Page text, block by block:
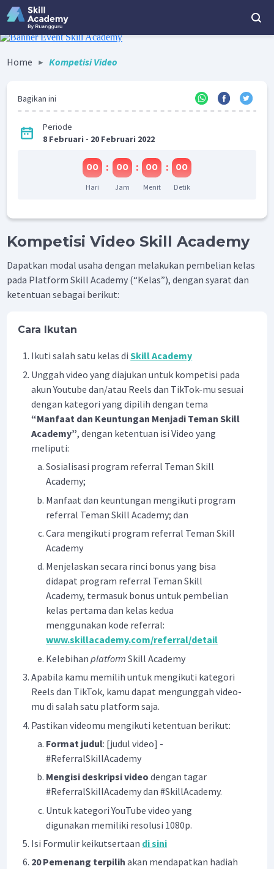
Home Kompetisi Video
Kompetisi Video Skill Academy
Dapatkan modal usaha dengan melakukan pembelian kelas
pada Platform Skill Academy (“Kelas”), dengan syarat dan
ketentuan sebagai berikut:
Cara Ikutan
Ikuti salah satu kelas diSkill Academy
Unggah video yang diajukan untuk kompetisi pada
akun Youtube dan/atau Reels dan TikTok-mu sesuai
dengan kategori yang dipilih dengan tema
“Manfaat dan Keuntungan Menjadi Teman Skill
Academy”, dengan ketentuan isi Video yang
meliputi:
Sosialisasi program referral Teman Skill
Academy;
Manfaat dan keuntungan mengikuti program
referral Teman Skill Academy; dan
Cara mengikuti program referral Teman Skill
Academy
Menjelaskan secara rinci bonus yang bisa
didapat program referral Teman Skill
Academy, termasuk bonus untuk pembelian
kelas pertama dan kelas kedua
menggunakan kode referral:
www.skillacademy.com/referral/detail
Kelebihanplatform Skill Academy
Apabila kamu memilih untuk mengikuti kategori
Reels dan TikTok, kamu dapat mengunggah video-
mu di salah satu platform saja.
Pastikan videomu mengikuti ketentuan berikut:
Format judul: [judul video] -
#ReferralSkillAcademy
Mengisi deskripsi video dengan tagar
#ReferralSkillAcademy dan #SkillAcademy.
Untuk kategori YouTube video yang
digunakan memiliki resolusi 1080p.
Isi Formulir keikutsertaan di sini
20 Pemenang terpilih akan mendapatkan hadiah
Bagikan ini
Periode
8 Februari - 20 Februari 2022
00 : 00 : 00 : 00
Hari Jam Menit Detik